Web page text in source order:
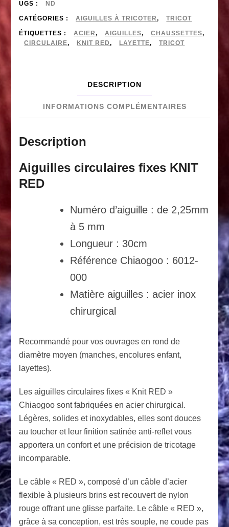
fixes
métal
CHIAOGOO
(30cm)
UGS : ND
CATÉGORIES : AIGUILLES À TRICOTER, TRICOT
ÉTIQUETTES : ACIER, AIGUILLES, CHAUSSETTES,
CIRCULAIRE, KNIT RED, LAYETTE, TRICOT
DESCRIPTION
INFORMATIONS COMPLÉMENTAIRES
Description
Aiguilles circulaires fixes KNIT
RED
Numéro d’aiguille : de 2,25mm
à 5 mm
Longueur : 30cm
Référence Chiaogoo : 6012-
000
Matière aiguilles : acier inox
chirurgical
Recommandé pour vos ouvrages en rond de
diamètre moyen (manches, encolures enfant,
layettes).
Les aiguilles circulaires fixes « Knit RED »
Chiaogoo sont fabriquées en acier chirurgical.
Légères, solides et inoxydables, elles sont douces
au toucher et leur finition satinée anti-reflet vous
apportera un confort et une précision de tricotage
incomparable.
Le câble « RED », composé d’un câble d’acier
flexible à plusieurs brins est recouvert de nylon
rouge offrant une glisse parfaite. Le câble « RED »,
grâce à sa conception, est très souple, ne coude pas